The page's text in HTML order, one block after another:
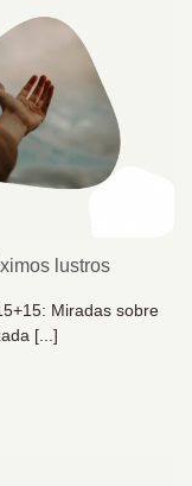
lustros
Miradas sobre
[...]